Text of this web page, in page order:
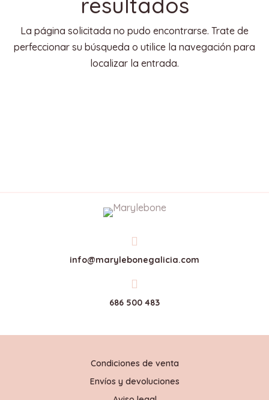
La página solicitada no pudo encontrarse. Trate de
perfeccionar su búsqueda o utilice la navegación para
localizar la entrada.

info@marylebonegalicia.com

686 500 483
Condiciones de venta
Envíos y devoluciones